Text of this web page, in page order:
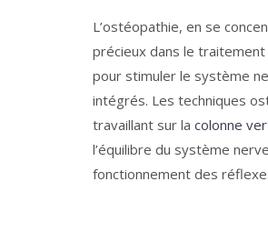
L’ostéopathie, en se
précieux dans le
pour stimuler le système
intégrés. Les techniques
travaillant sur la colonne
l’équilibre du système
fonctionnement des